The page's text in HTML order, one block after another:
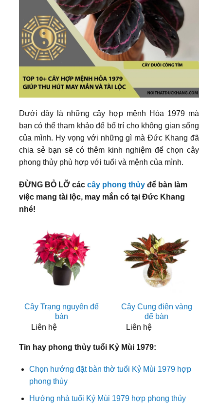
Dưới đây là những cây hợp mệnh Hỏa 1979 mà
bạn có thể tham khảo để bố trí cho không gian sống
của mình. Hy vọng với những gì mà Đức Khang đã
chia sẻ bạn sẽ có thêm kinh nghiệm để chọn cây
phong thủy phù hợp với tuổi và mệnh của mình.
ĐỪNG BỎ LỠ các cây phong thủy để bàn làm
việc mang tài lộc, may mắn có tại Đức Khang
nhé!
Cây Trạng nguyên để
bàn
Liên hệ
Cây Cung điện vàng
để bàn
Liên hệ
Tin hay phong thủy tuổi Kỷ Mùi 1979:
Chọn hướng đặt bàn thờ tuổi Kỷ Mùi 1979 hợp
phong thủy
Hướng nhà tuổi Kỷ Mùi 1979 hợp phong thủy